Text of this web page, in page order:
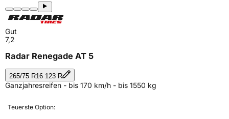
Gut
7,2
Radar Renegade AT 5
265/75 R16 123 R
Ganzjahresreifen - bis 170 km/h - bis 1550 kg
Teuerste Option: